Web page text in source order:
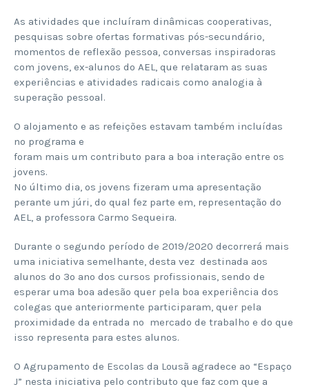
As atividades que incluíram dinâmicas cooperativas,
pesquisas sobre ofertas formativas pós-secundário,
momentos de reflexão pessoa, conversas inspiradoras
com jovens, ex-alunos do AEL, que relataram as suas
experiências e atividades radicais como analogia à
superação pessoal.
O alojamento e as refeições estavam também incluídas
no programa e
foram mais um contributo para a boa interação entre os
jovens.
No último dia, os jovens fizeram uma apresentação
perante um júri, do qual fez parte em, representação do
AEL, a professora Carmo Sequeira.
Durante o segundo período de 2019/2020 decorrerá mais
uma iniciativa semelhante, desta vez destinada aos
alunos do 3º ano dos cursos profissionais, sendo de
esperar uma boa adesão quer pela boa experiência dos
colegas que anteriormente participaram, quer pela
proximidade da entrada no mercado de trabalho e do que
isso representa para estes alunos.
O Agrupamento de Escolas da Lousã agradece ao “Espaço
J” nesta iniciativa pelo contributo que faz com que a